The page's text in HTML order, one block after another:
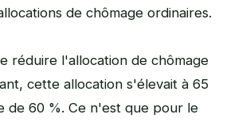
de chômage ordinaires.
réduire l'allocation de chômage
cette allocation s'élevait à 65
de 60 %. Ce n'est que pour le